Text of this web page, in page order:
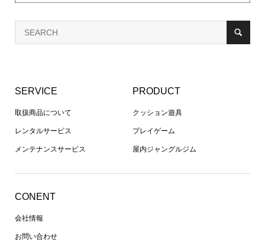
SERVICE
取扱商品について
レンタルサービス
メンテナンスサービス
PRODUCT
クッション遊具
プレイゲーム
屋内ジャングルジム
CONENT
会社情報
お問い合わせ